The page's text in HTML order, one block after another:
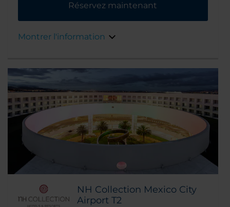
est à 2 kilomètres et, pour le temps libre, un
parc national est rapidement accessible par la
Réservez maintenant
Montrer l'information
NH Collection Mexico City
Airport T2